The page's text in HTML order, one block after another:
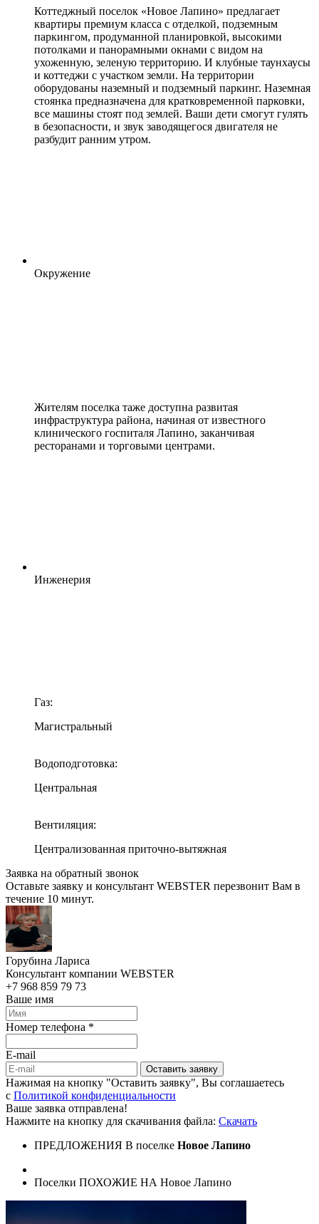
Коттеджный поселок «Новое Лапино» предлагает
квартиры премиум класса с отделкой, подземным
паркингом, продуманной планировкой, высокими
потолками и панорамными окнами с видом на
ухоженную, зеленую территорию. И клубные таунхаусы
и коттеджи с участком земли. На территории
оборудованы наземный и подземный паркинг. Наземная
стоянка предназначена для кратковременной парковки,
все машины стоят под землей. Ваши дети смогут гулять
в безопасности, и звук заводящегося двигателя не
разбудит ранним утром.
Окружение
Жителям поселка таже доступна развитая
инфраструктура района, начиная от известного
клинического госпиталя Лапино, заканчивая
ресторанами и торговыми центрами.
Инженерия
Газ:
Магистральный
Водоподготовка:
Центральная
Вентиляция:
Централизованная приточно-вытяжная
Заявка на обратный звонок
Оставьте заявку и консультант WEBSTER перезвонит Вам в
течение 10 минут.
Горубина Лариса
Консультант компании WEBSTER
+7 968 859 79 73
Ваше имя
Номер телефона *
E-mail
Оставить заявку
Нажимая на кнопку "Оставить заявку", Вы соглашаетесь
c Политикой конфиденциальности
Ваше заявка отправлена!
Нажмите на кнопку для скачивания файла: Скачать
ПРЕДЛОЖЕНИЯ В поселке Новое Лапино
Поселки ПОХОЖИЕ НА Новое Лапино